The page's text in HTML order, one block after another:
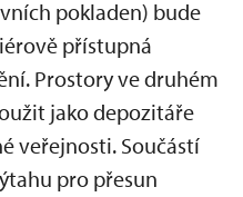
pokladen) bude
přístupná
Prostory ve druhém
jako depozitáře
veřejnosti. Součástí
pro přesun